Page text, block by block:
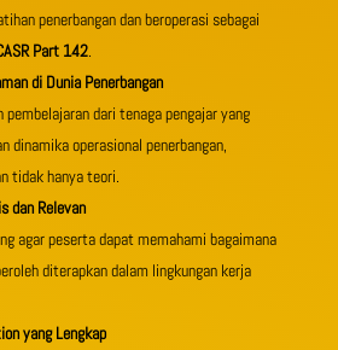
penerbangan dan beroperasi sebagai
Part 142.
di Dunia Penerbangan
dari tenaga pengajar yang
dinamika operasional penerbangan,
tidak hanya teori.
dan Relevan
agar peserta dapat memahami bagaimana
diterapkan dalam lingkungan kerja
yang Lengkap